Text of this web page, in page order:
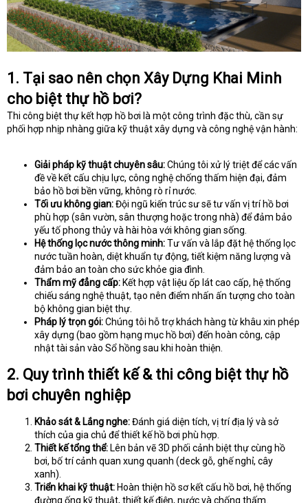
1. Tại sao nên chọn Xây Dựng Khai Minh
cho biệt thự hồ bơi?
Thi công biệt thự kết hợp hồ bơi là một công trình đặc thù, cần sự
phối hợp nhịp nhàng giữa kỹ thuật xây dựng và công nghệ vận hành:
Giải pháp kỹ thuật chuyên sâu:Chúng tôi xử lý triệt để các vấn
đề về kết cấu chịu lực, công nghệ chống thấm hiện đại, đảm
bảo hồ bơi bền vững, không rò rỉ nước.
Tối ưu không gian:Đội ngũ kiến trúc sư sẽ tư vấn vị trí hồ bơi
phù hợp (sân vườn, sân thượng hoặc trong nhà) để đảm bảo
yếu tố phong thủy và hài hòa với không gian sống.
Hệ thống lọc nước thông minh:Tư vấn và lắp đặt hệ thống lọc
nước tuần hoàn, diệt khuẩn tự động, tiết kiệm năng lượng và
đảm bảo an toàn cho sức khỏe gia đình.
Thẩm mỹ đẳng cấp: Kết hợp vật liệu ốp lát cao cấp, hệ thống
chiếu sáng nghệ thuật, tạo nên điểm nhấn ấn tượng cho toàn
bộ không gian biệt thự.
Pháp lý trọn gói:Chúng tôi hỗ trợ khách hàng từ khâu xin phép
xây dựng (bao gồm hạng mục hồ bơi) đến hoàn công, cập
nhật tài sản vào Sổ hồng sau khi hoàn thiện.
2. Quy trình thiết kế & thi công biệt thự hồ
bơi chuyên nghiệp
Khảo sát & Lắng nghe:Đánh giá diện tích, vị trí địa lý và sở
thích của gia chủ để thiết kế hồ bơi phù hợp.
Thiết kế tổng thể: Lên bản vẽ 3D phối cảnh biệt thự cùng hồ
bơi, bố trí cảnh quan xung quanh (deck gỗ, ghế nghỉ, cây
xanh).
Triển khai kỹ thuật: Hoàn thiện hồ sơ kết cấu hồ bơi, hệ thống
đường ống kỹ thuật, thiết kế điện, nước và chống thấm.